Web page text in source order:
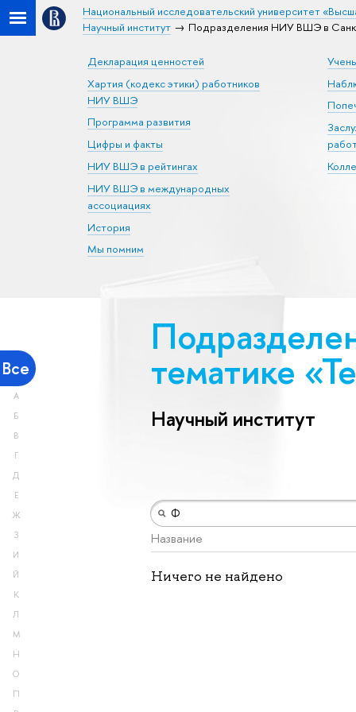
Национальный исследовательский университет
Научный институт
Подразделения НИУ ВШЭ в
Декларация ценностей
Хартия (кодекс этики) работников
НИУ ВШЭ
Программа развития
Цифры и факты
НИУ ВШЭ в рейтингах
НИУ ВШЭ в международных
ассоциациях
История
Мы помним
Все
А
Б
В
Г
Д
Е
Ж
З
И
Й
К
Л
М
Н
О
П
тематике
Научный институт
Название
Ничего не найдено